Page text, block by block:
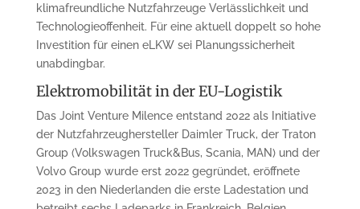
klimafreundliche Nutzfahrzeuge Verlässlichkeit und
Technologieoffenheit. Für eine aktuell doppelt so hohe
Investition für einen eLKW sei Planungssicherheit
unabdingbar.
Elektromobilität in der EU-Logistik
Das Joint Venture Milence entstand 2022 als Initiative
der Nutzfahrzeughersteller Daimler Truck, der Traton
Group (Volkswagen Truck&Bus, Scania, MAN) und der
Volvo Group wurde erst 2022 gegründet, eröffnete
2023 in den Niederlanden die erste Ladestation und